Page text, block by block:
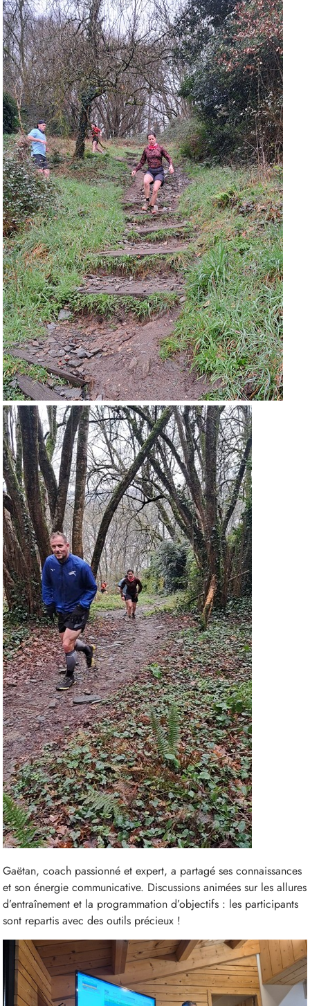
Gaëtan, coach passionné et expert, a partagé ses connaissances
et son énergie communicative. Discussions animées sur les allures
d’entraînement et la programmation d’objectifs : les participants
sont repartis avec des outils précieux !